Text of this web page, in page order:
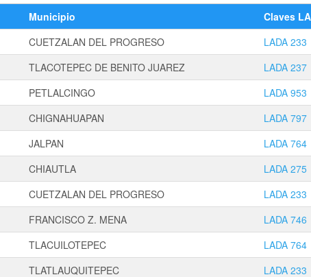
Municipio
Claves
CUETZALAN DEL PROGRESO
LADA 233
TLACOTEPEC DE BENITO JUAREZ
LADA 237
PETLALCINGO
LADA 953
CHIGNAHUAPAN
LADA 797
JALPAN
LADA 764
CHIAUTLA
LADA 275
CUETZALAN DEL PROGRESO
LADA 233
FRANCISCO Z. MENA
LADA 746
TLACUILOTEPEC
LADA 764
TLATLAUQUITEPEC LADA 233